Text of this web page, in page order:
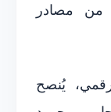
من مصادر
يُنصح